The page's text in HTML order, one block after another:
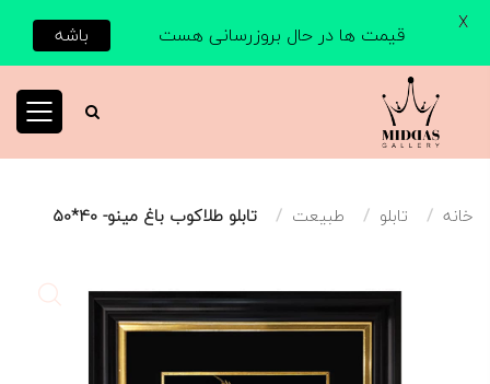
خانه تابلو طبیعت تابلو طلاکوب باغ مینو- 40*50
قیمت ها در حال بروزرسانی هست باشه X